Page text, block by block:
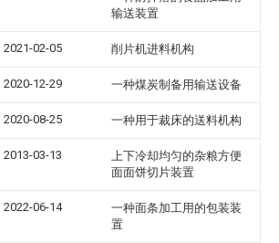
输送装置
2021-02-05 削片机进料机构
2020-12-29 一种煤炭制备用输送设备
2020-08-25 一种用于裁床的送料机构
2013-03-13
上下冷却均匀的杂粮方便
面面饼切片装置
2022-06-14
一种面条加工用的包装装
置